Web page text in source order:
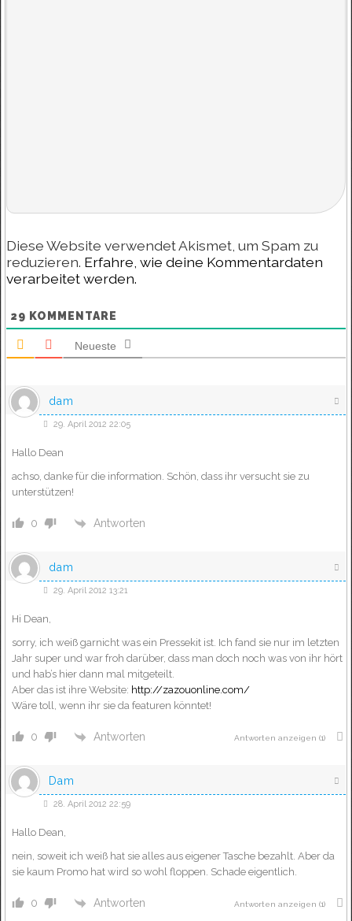
Diese Website verwendet Akismet, um Spam zu
reduzieren. Erfahre, wie deine Kommentardaten
verarbeitet werden.
29 KOMMENTARE
Neueste
dam
29. April 2012 22:05
Hallo Dean
achso, danke für die information. Schön, dass ihr versucht sie zu
unterstützen!
0 Antworten
dam
29. April 2012 13:21
Hi Dean,
sorry, ich weiß garnicht was ein Pressekit ist. Ich fand sie nur im letzten
Jahr super und war froh darüber, dass man doch noch was von ihr hört
und hab’s hier dann mal mitgeteilt.
Aber das ist ihre Website: http://zazouonline.com/
Wäre toll, wenn ihr sie da featuren könntet!
0 Antworten Antworten anzeigen (1)
Dam
28. April 2012 22:59
Hallo Dean,
nein, soweit ich weiß hat sie alles aus eigener Tasche bezahlt. Aber da
sie kaum Promo hat wird so wohl floppen. Schade eigentlich.
0 Antworten Antworten anzeigen (1)